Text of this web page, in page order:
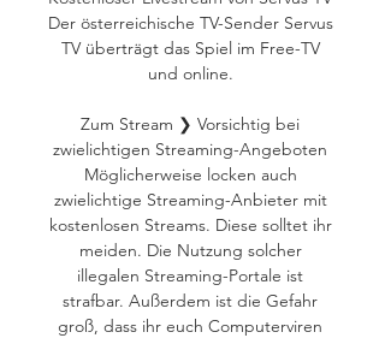
Der österreichische TV-Sender Servus
TV überträgt das Spiel im Free-TV
und online.
Zum Stream ❯ Vorsichtig bei
zwielichtigen Streaming-Angeboten
Möglicherweise locken auch
zwielichtige Streaming-Anbieter mit
kostenlosen Streams. Diese solltet ihr
meiden. Die Nutzung solcher
illegalen Streaming-Portale ist
strafbar. Außerdem ist die Gefahr
groß, dass ihr euch Computerviren